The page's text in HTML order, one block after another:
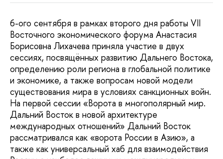
6-ого сентября в рамках второго дня работы VII
Восточного экономического форума Анастасия
Борисовна Лихачева приняла участие в двух
сессиях, посвящённых развитию Дальнего Востока,
определению роли региона в глобальной политике
и экономике, а также вопросам новой модели
существования мира в условиях санкционных войн.
На первой сессии «Ворота в многополярный мир.
Дальний Восток в новой архитектуре
международных отношений» Дальний Восток
рассматривался как «ворота России в Азию», а
также как универсальный хаб для взаимодействия